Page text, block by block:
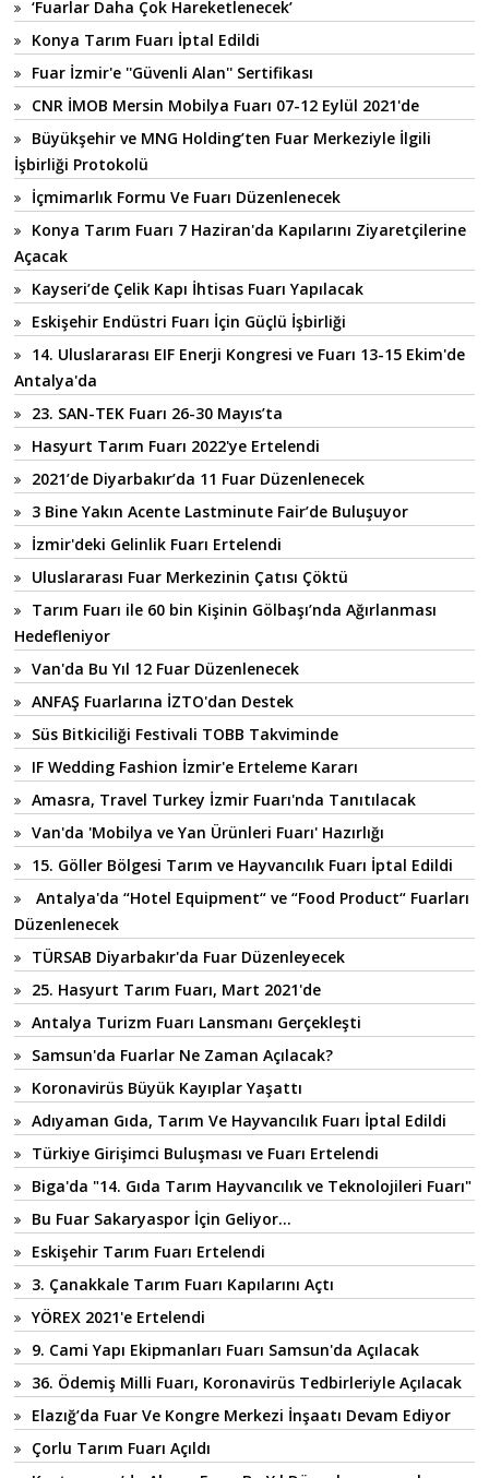
‘Fuarlar Daha Çok Hareketlenecek’
Konya Tarım Fuarı İptal Edildi
Fuar İzmir'e ''Güvenli Alan'' Sertifikası
CNR İMOB Mersin Mobilya Fuarı 07-12 Eylül 2021'de
Büyükşehir ve MNG Holding’ten Fuar Merkeziyle İlgili
İşbirliği Protokolü
İçmimarlık Formu Ve Fuarı Düzenlenecek
Konya Tarım Fuarı 7 Haziran'da Kapılarını Ziyaretçilerine
Açacak
Kayseri’de Çelik Kapı İhtisas Fuarı Yapılacak
Eskişehir Endüstri Fuarı İçin Güçlü İşbirliği
14. Uluslararası EIF Enerji Kongresi ve Fuarı 13-15 Ekim'de
Antalya'da
23. SAN-TEK Fuarı 26-30 Mayıs’ta
Hasyurt Tarım Fuarı 2022'ye Ertelendi
2021’de Diyarbakır’da 11 Fuar Düzenlenecek
3 Bine Yakın Acente Lastminute Fair’de Buluşuyor
İzmir'deki Gelinlik Fuarı Ertelendi
Uluslararası Fuar Merkezinin Çatısı Çöktü
Tarım Fuarı ile 60 bin Kişinin Gölbaşı’nda Ağırlanması
Hedefleniyor
Van'da Bu Yıl 12 Fuar Düzenlenecek
ANFAŞ Fuarlarına İZTO'dan Destek
Süs Bitkiciliği Festivali TOBB Takviminde
IF Wedding Fashion İzmir'e Erteleme Kararı
Amasra, Travel Turkey İzmir Fuarı'nda Tanıtılacak
Van'da 'Mobilya ve Yan Ürünleri Fuarı' Hazırlığı
15. Göller Bölgesi Tarım ve Hayvancılık Fuarı İptal Edildi
Antalya'da “Hotel Equipment“ ve “Food Product“ Fuarları
Düzenlenecek
TÜRSAB Diyarbakır'da Fuar Düzenleyecek
25. Hasyurt Tarım Fuarı, Mart 2021'de
Antalya Turizm Fuarı Lansmanı Gerçekleşti
Samsun'da Fuarlar Ne Zaman Açılacak?
Koronavirüs Büyük Kayıplar Yaşattı
Adıyaman Gıda, Tarım Ve Hayvancılık Fuarı İptal Edildi
Türkiye Girişimci Buluşması ve Fuarı Ertelendi
Biga'da "14. Gıda Tarım Hayvancılık ve Teknolojileri Fuarı"
Bu Fuar Sakaryaspor İçin Geliyor...
Eskişehir Tarım Fuarı Ertelendi
3. Çanakkale Tarım Fuarı Kapılarını Açtı
YÖREX 2021'e Ertelendi
9. Cami Yapı Ekipmanları Fuarı Samsun'da Açılacak
36. Ödemiş Milli Fuarı, Koronavirüs Tedbirleriyle Açılacak
Elazığ’da Fuar Ve Kongre Merkezi İnşaatı Devam Ediyor
Çorlu Tarım Fuarı Açıldı